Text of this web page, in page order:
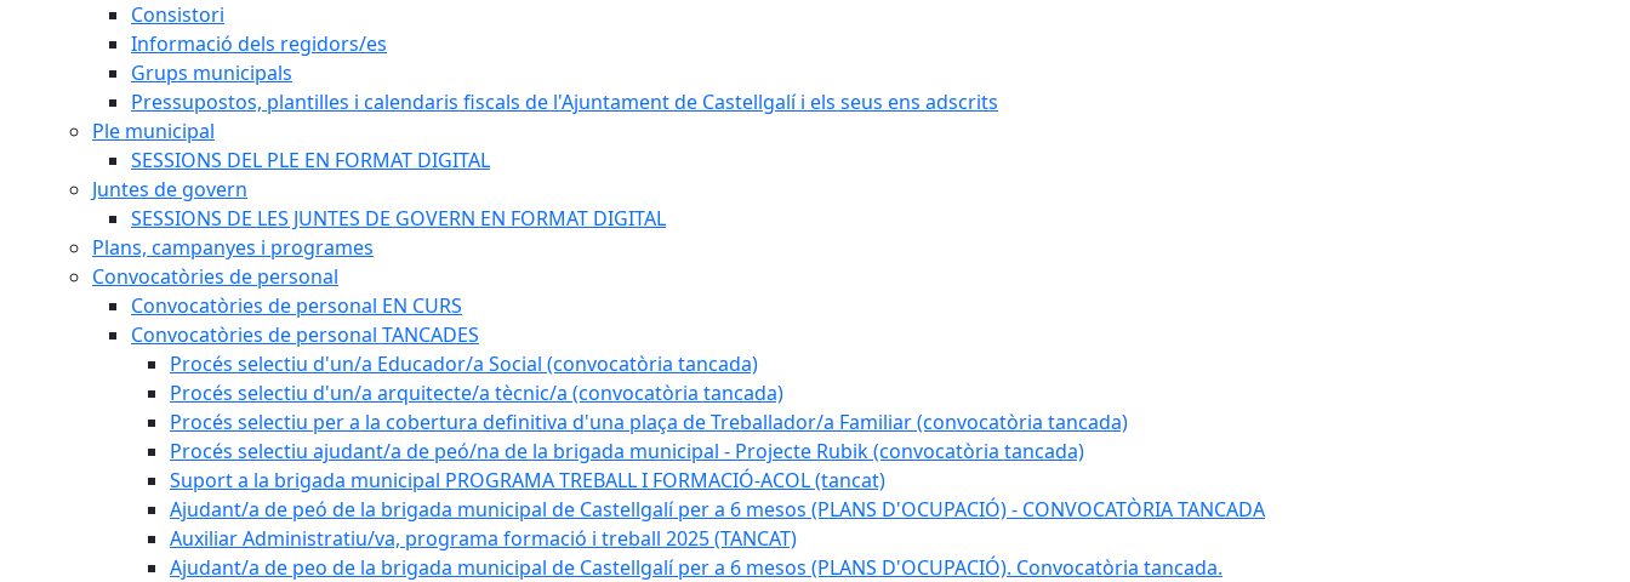
Consistori
Informació dels regidors/es
Grups municipals
Pressupostos, plantilles i calendaris fiscals de l'Ajuntament de Castellgalí i els seus ens adscrits
Ple municipal
SESSIONS DEL PLE EN FORMAT DIGITAL
Juntes de govern
SESSIONS DE LES JUNTES DE GOVERN EN FORMAT DIGITAL
Plans, campanyes i programes
Convocatòries de personal
Convocatòries de personal EN CURS
Convocatòries de personal TANCADES
Procés selectiu d'un/a Educador/a Social (convocatòria tancada)
Procés selectiu d'un/a arquitecte/a tècnic/a (convocatòria tancada)
Procés selectiu per a la cobertura definitiva d'una plaça de Treballador/a Familiar (convocatòria tancada)
Procés selectiu ajudant/a de peó/na de la brigada municipal - Projecte Rubik (convocatòria tancada)
Suport a la brigada municipal PROGRAMA TREBALL I FORMACIÓ-ACOL (tancat)
Ajudant/a de peó de la brigada municipal de Castellgalí per a 6 mesos (PLANS D'OCUPACIÓ) - CONVOCATÒRIA TANCADA
Auxiliar Administratiu/va, programa formació i treball 2025 (TANCAT)
Ajudant/a de peo de la brigada municipal de Castellgalí per a 6 mesos (PLANS D'OCUPACIÓ). Convocatòria tancada.